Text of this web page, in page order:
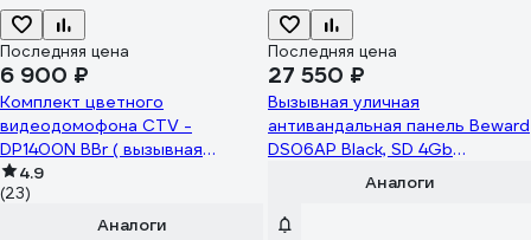
Последняя цена
6 900 ₽
Комплект цветного
видеодомофона CTV -
DP1400N BBr ( вызывная
панель -D10 NG и цветной
монитор -M1400), монитор с
экраном 4" черный 10-0001014
4.9
(23)
Аналоги
Последняя цена
27 550 ₽
Вызывная уличная
антивандальная панель Beward
DS06AP Black, SD 4Gb
00000006560Аналоги